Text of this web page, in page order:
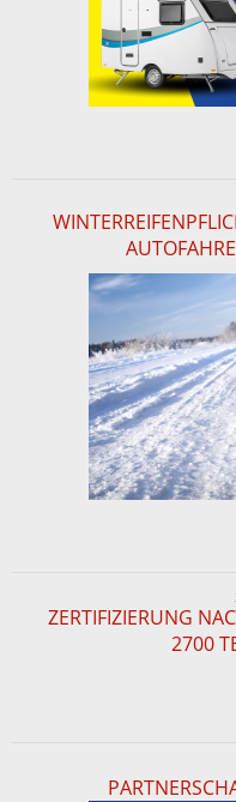
ZERTIFIZIERUNG
2700